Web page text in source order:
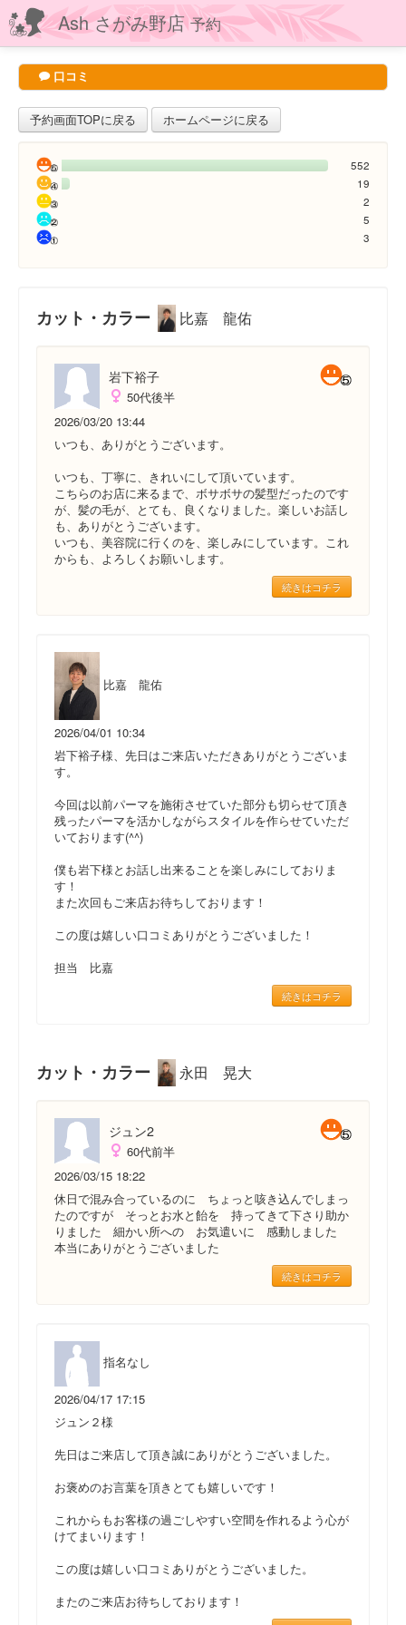
Ash さがみ野店予約
口コミ
予約画面TOPに戻る ホームページに戻る
552
19
2
5
3
カット・カラー 比嘉 龍佑
岩下裕子
50代後半
2026/03/20 13:44
いつも、ありがとうございます。
いつも、丁寧に、きれいにして頂いています。
こちらのお店に来るまで、ボサボサの髪型だったのです
が、髪の毛が、とても、良くなりました。楽しいお話し
も、ありがとうございます。
いつも、美容院に行くのを、楽しみにしています。これ
からも、よろしくお願いします。
続きはコチラ
比嘉 龍佑
2026/04/01 10:34
岩下裕子様、先日はご来店いただきありがとうございま
す。
今回は以前パーマを施術させていた部分も切らせて頂き
残ったパーマを活かしながらスタイルを作らせていただ
いております(^^)
僕も岩下様とお話し出来ることを楽しみにしておりま
す！
また次回もご来店お待ちしております！
この度は嬉しい口コミありがとうございました！
担当 比嘉
続きはコチラ
カット・カラー 永田 晃大
ジュン2
60代前半
2026/03/15 18:22
休日で混み合っているのに ちょっと咳き込んでしまっ
たのですが そっとお水と飴を 持ってきて下さり助か
りました 細かい所への お気遣いに 感動しました
本当にありがとうございました
続きはコチラ
指名なし
2026/04/17 17:15
ジュン２様
先日はご来店して頂き誠にありがとうございました。
お褒めのお言葉を頂きとても嬉しいです！
これからもお客様の過ごしやすい空間を作れるよう心が
けてまいります！
この度は嬉しい口コミありがとうございました。
またのご来店お待ちしております！